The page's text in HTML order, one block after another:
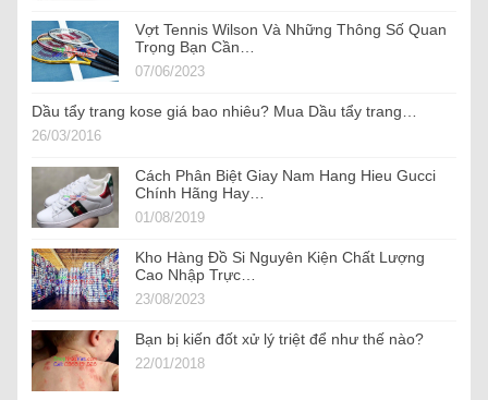
Vợt Tennis Wilson Và Những Thông Số Quan
Trọng Bạn Cần…
07/06/2023
Dầu tẩy trang kose giá bao nhiêu? Mua Dầu tẩy trang…
26/03/2016
Cách Phân Biệt Giay Nam Hang Hieu Gucci
Chính Hãng Hay…
01/08/2019
Kho Hàng Đồ Si Nguyên Kiện Chất Lượng
Cao Nhập Trực…
23/08/2023
Bạn bị kiến đốt xử lý triệt để như thế nào?
22/01/2018